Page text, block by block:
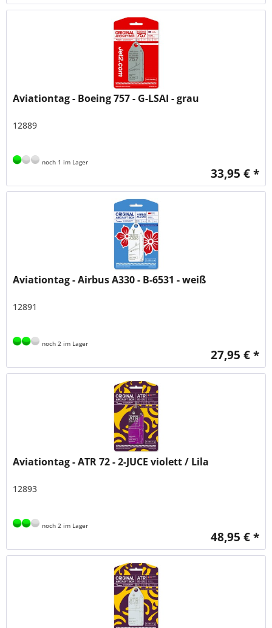
Aviationtag - Boeing 757 - G-LSAI - grau
12889
noch 1 im Lager
33,95 € *
Aviationtag - Airbus A330 - B-6531 - weiß
12891
noch 2 im Lager
27,95 € *
Aviationtag - ATR 72 - 2-JUCE violett / Lila
12893
noch 2 im Lager
48,95 € *